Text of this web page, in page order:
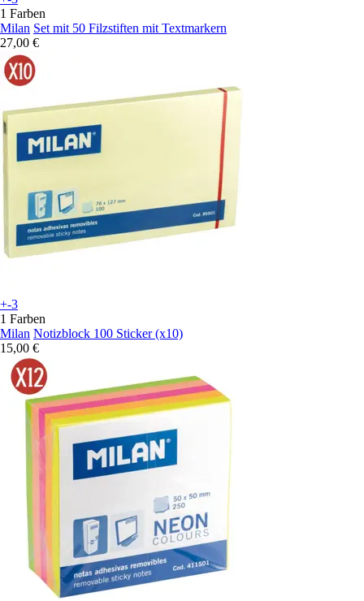
1 Farben
Milan Set mit 50 Filzstiften mit Textmarkern
27,00 €
+-3
1 Farben
Milan Notizblock 100 Sticker (x10)
15,00 €